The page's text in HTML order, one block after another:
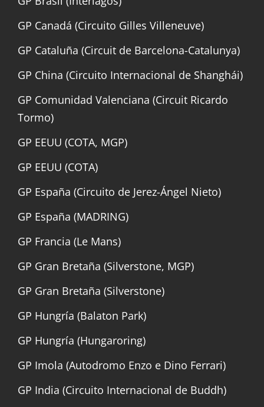
GP Canadá (Circuito Gilles Villeneuve)
GP Cataluña (Circuit de Barcelona-Catalunya)
GP China (Circuito Internacional de Shanghái)
GP Comunidad Valenciana (Circuit Ricardo
Tormo)
GP EEUU (COTA, MGP)
GP EEUU (COTA)
GP España (Circuito de Jerez-Ángel Nieto)
GP España (MADRING)
GP Francia (Le Mans)
GP Gran Bretaña (Silverstone, MGP)
GP Gran Bretaña (Silverstone)
GP Hungría (Balaton Park)
GP Hungría (Hungaroring)
GP Imola (Autodromo Enzo e Dino Ferrari)
GP India (Circuito Internacional de Buddh)